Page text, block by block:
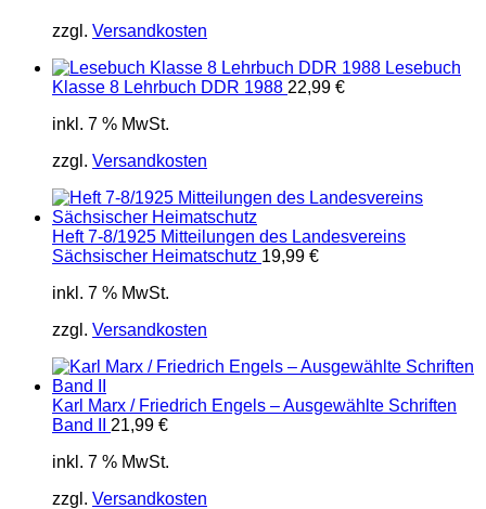
zzgl. Versandkosten
Lesebuch
Klasse 8 Lehrbuch DDR 1988 22,99 €
inkl. 7 % MwSt.
zzgl. Versandkosten
Heft 7-8/1925 Mitteilungen des Landesvereins
Sächsischer Heimatschutz 19,99 €
inkl. 7 % MwSt.
zzgl. Versandkosten
Karl Marx / Friedrich Engels – Ausgewählte Schriften
Band II
21,99 €
inkl. 7 % MwSt.
zzgl. Versandkosten